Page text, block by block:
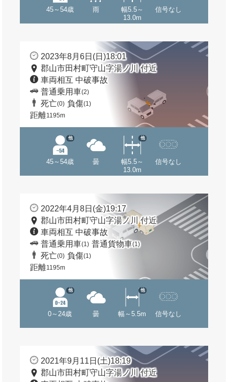
45～54歳 雨
幅5.5～
13.0m
信号なし
2023年8月6日(日)18:01
郡山市田村町守山字湯ノ川 付近
車両相互 中破事故
普通乗用車(2)
死亡(0) 負傷(1)
距離1195m
45～54歳
他
曇
幅5.5～
13.0m
他
信号なし
2022年4月8日(金)19:17
郡山市田村町守山字湯ノ川 付近
車両相互 中破事故
普通乗用車(1) 普通貨物車(1)
死亡(0) 負傷(1)
距離1195m
0～24歳
他
曇 幅～5.5m
他
信号なし
2021年9月11日(土)18:19
郡山市田村町守山字湯ノ川 付近